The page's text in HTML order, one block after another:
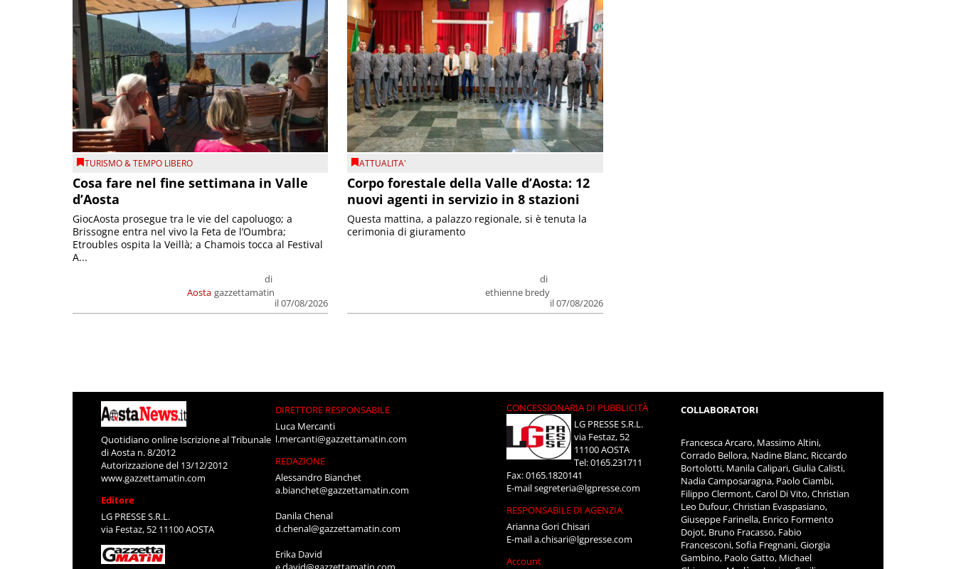
TURISMO & TEMPO LIBERO
Cosa fare nel fine settimana in Valle
d’Aosta
Aosta
di
gazzettamatin
il 07/08/2026
GiocAosta prosegue tra le vie del capoluogo; a
Brissogne entra nel vivo la Feta de l’Oumbra;
Etroubles ospita la Veillà; a Chamois tocca al Festival
A...
ATTUALITA'
Corpo forestale della Valle d’Aosta: 12
nuovi agenti in servizio in 8 stazioni
di
ethienne bredy
il 07/08/2026
Questa mattina, a palazzo regionale, si è tenuta la
cerimonia di giuramento
Quotidiano online Iscrizione al Tribunale
di Aosta n. 8/2012
Autorizzazione del 13/12/2012
www.gazzettamatin.com
Editore
LG PRESSE S.R.L.
via Festaz, 52 11100 AOSTA
DIRETTORE RESPONSABILE
Luca Mercanti
l.mercanti@gazzettamatin.com
REDAZIONE
Alessandro Bianchet
a.bianchet@gazzettamatin.com
Danila Chenal
d.chenal@gazzettamatin.com
Erika David
CONCESSIONARIA DI PUBBLICITÀ
LG PRESSE S.R.L.
via Festaz, 52
11100 AOSTA
Tel: 0165.231711
Fax: 0165.1820141
E-mailsegreteria@lgpresse.com
RESPONSABILE DI AGENZIA
Arianna Gori Chisari
E-maila.chisari@lgpresse.com
Account
COLLABORATORI
Francesca Arcaro, Massimo Altini,
Corrado Bellora, Nadine Blanc, Riccardo
Bortolotti, Manila Calipari, Giulia Calisti,
Nadia Camposaragna, Paolo Ciambi,
Filippo Clermont, Carol Di Vito, Christian
Leo Dufour, Christian Evaspasiano,
Giuseppe Farinella, Enrico Formento
Dojot, Bruno Fracasso, Fabio
Francesconi, Sofia Fregnani, Giorgia
Gambino, Paolo Gatto, Michael